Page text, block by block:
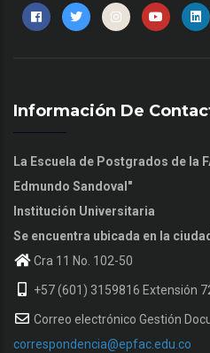
Información De
La Escuela de Postgrados de la
Edmundo Sandoval"
Institución Universitaria
Se encuentra ubicada en la
Cra 11 No. 102-50
+57 (601) 3159816 Extensión
Correo electrónico Gestión
correspondencia@epfac.edu.co